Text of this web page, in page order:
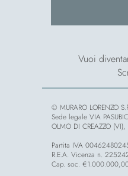
Vuoi
© MURARO LORENZO
Sede legale VIA
OLMO DI CREAZZO (VI),
Partita IVA
R.E.A. Vicenza n.
Cap. soc.